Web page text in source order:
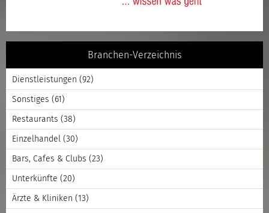
Branchen-Verzeichnis
Dienstleistungen (92)
Sonstiges (61)
Restaurants (38)
Einzelhandel (30)
Bars, Cafes & Clubs (23)
Unterkünfte (20)
Ärzte & Kliniken (13)